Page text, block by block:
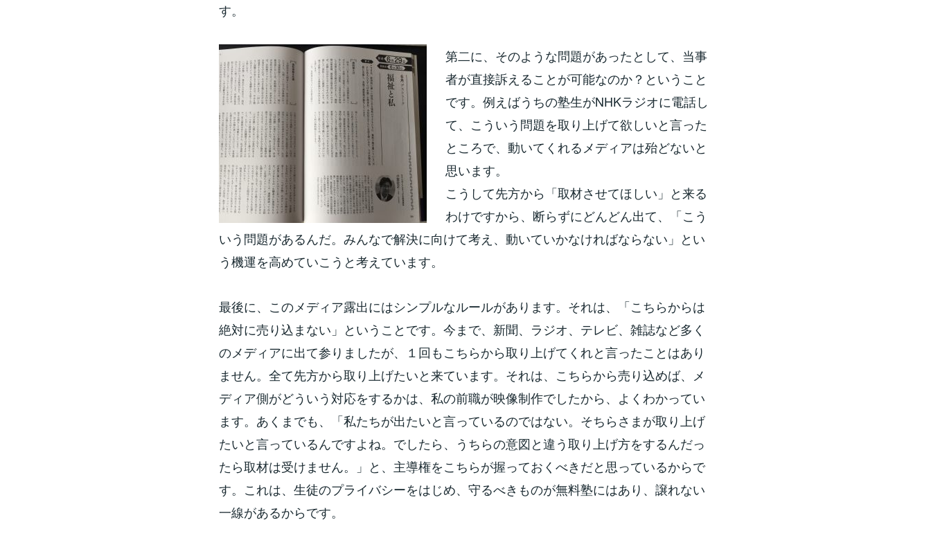
す。
第二に、そのような問題があったとして、当事
者が直接訴えることが可能なのか？ということ
です。例えばうちの塾生がNHKラジオに電話し
て、こういう問題を取り上げて欲しいと言った
ところで、動いてくれるメディアは殆どないと
思います。
こうして先方から「取材させてほしい」と来る
わけですから、断らずにどんどん出て、「こう
いう問題があるんだ。みんなで解決に向けて考え、動いていかなければならない」とい
う機運を高めていこうと考えています。
最後に、このメディア露出にはシンプルなルールがあります。それは、「こちらからは
絶対に売り込まない」ということです。今まで、新聞、ラジオ、テレビ、雑誌など多く
のメディアに出て参りましたが、１回もこちらから取り上げてくれと言ったことはあり
ません。全て先方から取り上げたいと来ています。それは、こちらから売り込めば、メ
ディア側がどういう対応をするかは、私の前職が映像制作でしたから、よくわかってい
ます。あくまでも、「私たちが出たいと言っているのではない。そちらさまが取り上げ
たいと言っているんですよね。でしたら、うちらの意図と違う取り上げ方をするんだっ
たら取材は受けません。」と、主導権をこちらが握っておくべきだと思っているからで
す。これは、生徒のプライバシーをはじめ、守るべきものが無料塾にはあり、譲れない
一線があるからです。